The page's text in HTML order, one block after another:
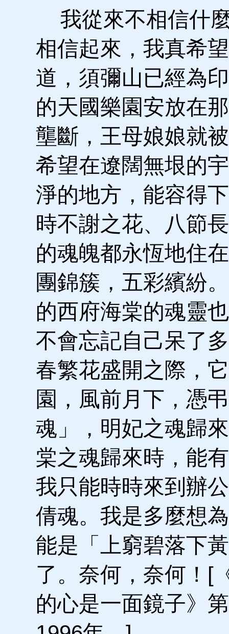
我從來不相信什
相信起來，我真希
道，須彌山已經為
的天國樂園安放在
壟斷，王母娘娘就
希望在遼闊無垠的
淨的地方，能容得
時不謝之花、八節
的魂魄都永恆地住
團錦簇，五彩繽紛
的西府海棠的魂靈
不會忘記自己呆了
春繁花盛開之際，
園，風前月下，憑
魂」，明妃之魂歸
棠之魂歸來時，能
我只能時時來到辦
倩魂。我是多麼想
能是「上窮碧落下
了。奈何，奈何！[
的心是一面鏡子》